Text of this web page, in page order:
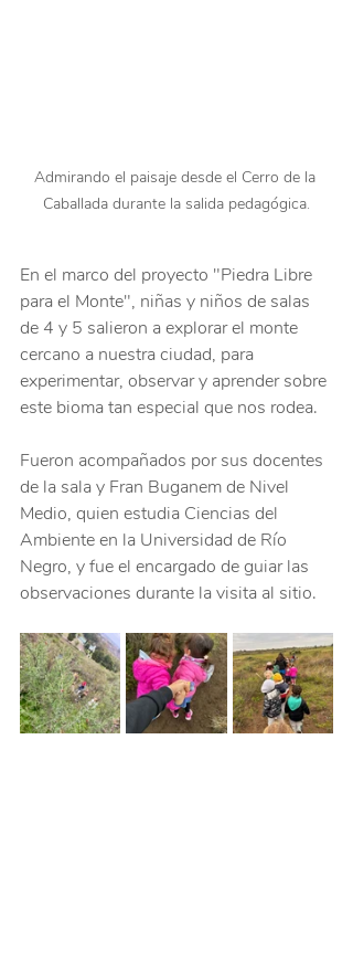
Admirando el paisaje desde el Cerro de la
Caballada durante la salida pedagógica.
En el marco del proyecto "Piedra Libre
para el Monte", niñas y niños de salas
de 4 y 5 salieron a explorar el monte
cercano a nuestra ciudad, para
experimentar, observar y aprender sobre
este bioma tan especial que nos rodea.
Fueron acompañados por sus docentes
de la sala y Fran Buganem de Nivel
Medio, quien estudia Ciencias del
Ambiente en la Universidad de Río
Negro, y fue el encargado de guiar las
observaciones durante la visita al sitio.